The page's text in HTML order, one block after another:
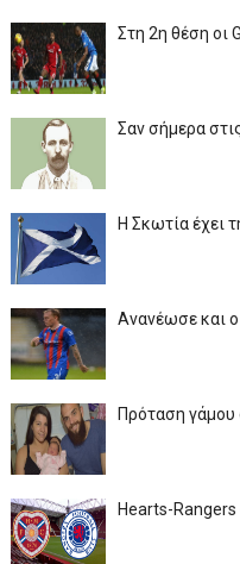
Στη 2η θέση οι
Σαν σήμερα
Η Σκωτία έχει
Ανανέωσε και
Πρόταση γάμου
Hearts-